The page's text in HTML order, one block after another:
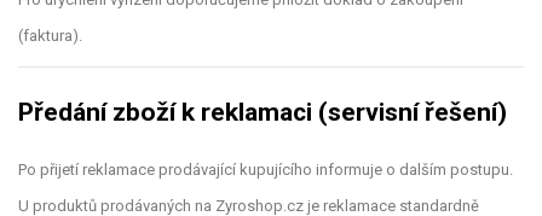
(faktura).
Předání zboží k reklamaci (servisní řešení)
Po přijetí reklamace prodávající kupujícího informuje o dalším postupu.
U produktů prodávaných na Zyroshop.cz je reklamace standardně